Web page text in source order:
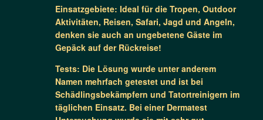
Einsatzgebiete: Ideal für die Tropen, Outdoor
Aktivitäten, Reisen, Safari, Jagd und Angeln,
denken sie auch an ungebetene Gäste im
Gepäck auf der Rückreise!
Tests: Die Lösung wurde unter anderem
Namen mehrfach getestet und ist bei
Schädlingsbekämpfern und Tatortreinigern im
täglichen Einsatz. Bei einer Dermatest